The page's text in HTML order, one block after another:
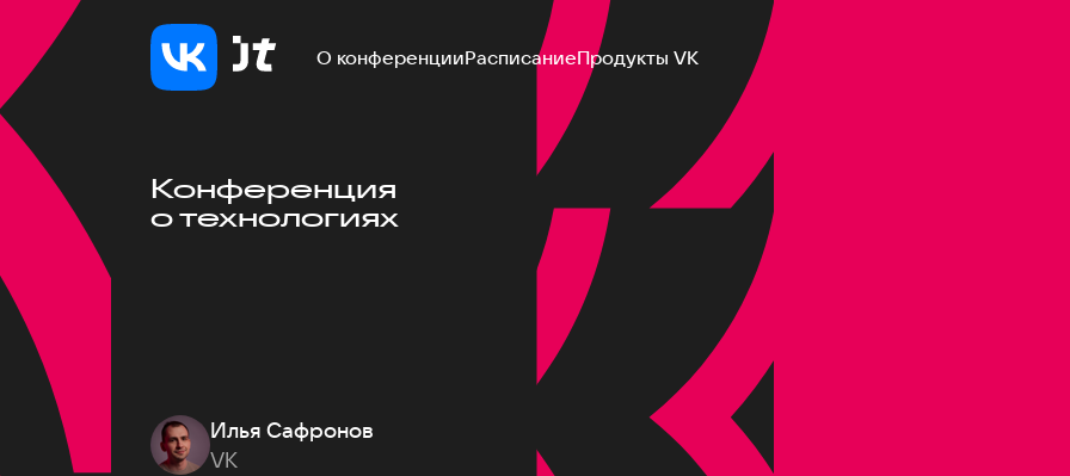
О конференцииРасписаниеПродукты VK
Конференция
о технологиях
Илья Сафронов
VK